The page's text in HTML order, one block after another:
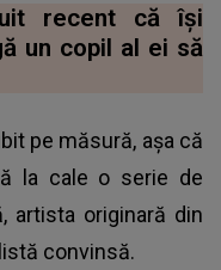
recent că își
un copil al ei să
pe măsură, așa că
la cale o serie de
artista originară din
convinsă.